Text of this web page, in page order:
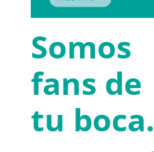
Somos
fans de
tu boca.